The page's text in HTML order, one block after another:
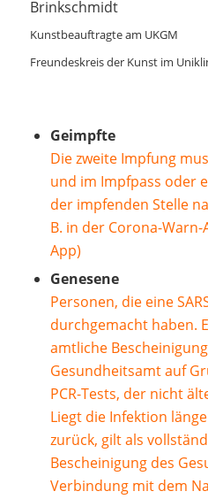
Brinkschmidt
Kunstbeauftragte am
Freundeskreis der Kunst im
Geimpfte
Die zweite Impfung
und im Impfpass oder
der impfenden Stelle
B. in der Corona-
App)
Genesene
Personen, die eine
durchgemacht haben.
amtliche
Gesundheitsamt auf
PCR-Tests, der nicht
Liegt die Infektion
zurück, gilt als
Bescheinigung des
Verbindung mit dem